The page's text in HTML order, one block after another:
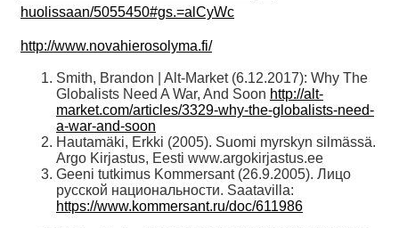
huolissaan/5055450#gs.=alCyWc
http://www.novahierosolyma.fi/
Smith, Brandon | Alt-Market (6.12.2017): Why The
Globalists Need A War, And Soon http://alt-
market.com/articles/3329-why-the-globalists-need-
a-war-and-soon
Hautamäki, Erkki (2005). Suomi myrskyn silmässä.
Argo Kirjastus, Eesti www.argokirjastus.ee
Geeni tutkimus Kommersant (26.9.2005). Лицо
русской национальности. Saatavilla:
https://www.kommersant.ru/doc/611986